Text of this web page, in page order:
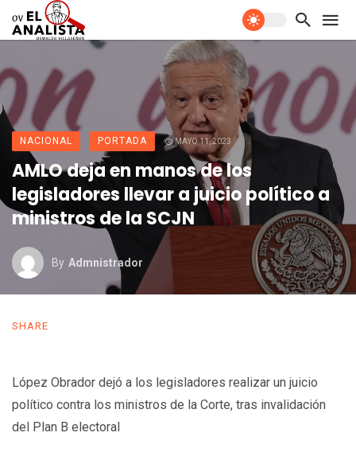
NACIONAL PORTADA MAYO 11, 2023
AMLO deja en manos de los
legisladores llevar a juicio político a
ministros de la SCJN
By Admnistrador
SHARE
López Obrador dejó a los legisladores realizar un juicio
político contra los ministros de la Corte, tras invalidación
del Plan B electoral